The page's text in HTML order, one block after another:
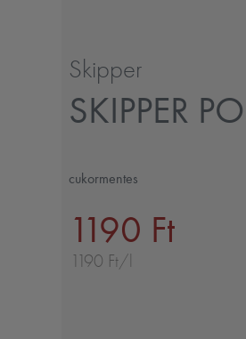
Skipper
SKIPPER
cukormentes
1190 Ft
1190 Ft/l